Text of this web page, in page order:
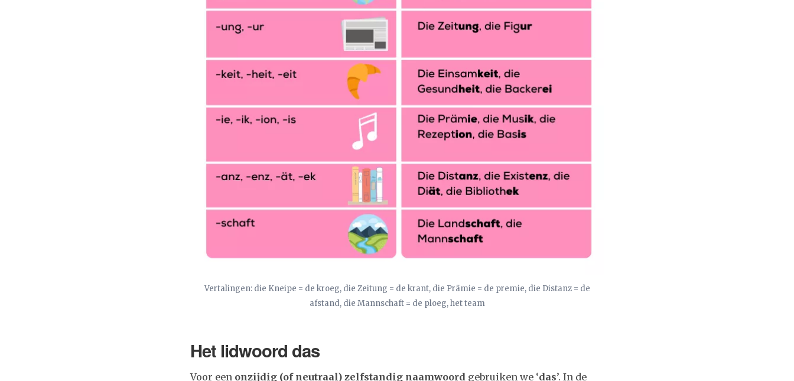
Vertalingen: die Kneipe = de kroeg, die Zeitung = de krant, die Prämie = de premie, die Distanz = de
afstand, die Mannschaft = de ploeg, het team
Het lidwoord das
Voor een onzijdig (of neutraal) zelfstandig naamwoord gebruiken we ‘das’. In de